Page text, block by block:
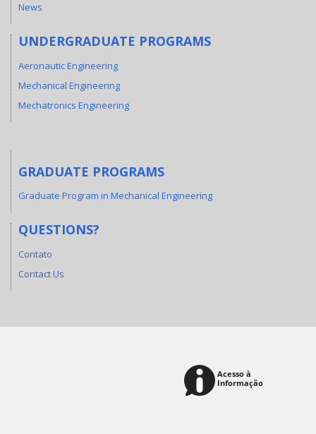
News
UNDERGRADUATE PROGRAMS
Aeronautic Engineering
Mechanical Engineering
Mechatronics Engineering
GRADUATE PROGRAMS
Graduate Program in Mechanical Engineering
QUESTIONS?
Contato
Contact Us